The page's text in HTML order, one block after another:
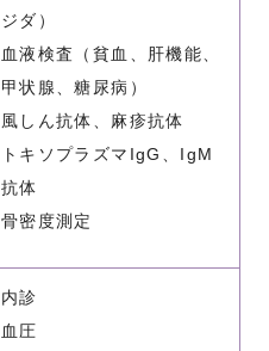
ジダ）
血液検査（貧血、肝機能、
甲状腺、糖尿病）
風しん抗体、麻疹抗体
トキソプラズマIgG、IgM
抗体
骨密度測定
内診
血圧